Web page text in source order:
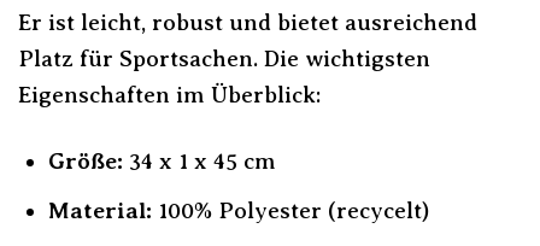
Er ist leicht, robust und bietet ausreichend
Platz für Sportsachen. Die wichtigsten
Eigenschaften im Überblick:
Größe: 34 x 1 x 45 cm
Material: 100% Polyester (recycelt)